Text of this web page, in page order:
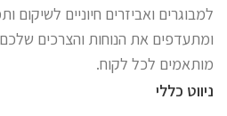
למבוגרים ואביזרים חיוניים לשיקום
ומתעדפים את הנוחות והצרכים
מותאמים לכל לקוח.
ניווט כללי